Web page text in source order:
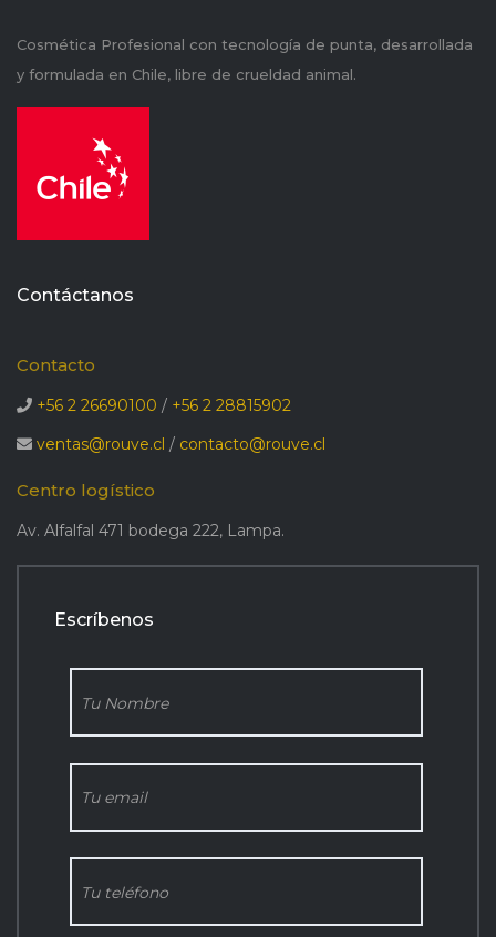
Cosmética Profesional con tecnología de punta, desarrollada
y formulada en Chile, libre de crueldad animal.
Contáctanos
Contacto
+56 2 26690100 / +56 2 28815902
ventas@rouve.cl / contacto@rouve.cl
Centro logístico
Av. Alfalfal 471 bodega 222, Lampa.
Escríbenos